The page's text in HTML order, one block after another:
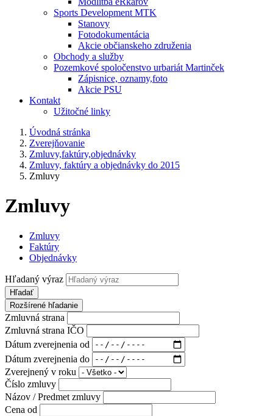
Sports Development MTK
Stanovy
Fotodokumentácia
Akcie občianskeho združenia
Obchody a služby
Pozemkové spoločenstvo urbariát Martinček
Zápisnice, oznamy,foto
Akcie PSU
Kontakt
Užitočné linky
Úvodná stránka
Zverejňovanie
Zmluvy,faktúry,objednávky
Zmluvy, faktúry a objednávky do 2015
Zmluvy
Zmluvy
Zmluvy
Faktúry
Objednávky
Hľadaný výraz
Hľadať
Rozšírené hľadanie
Zmluvná strana
Zmluvná strana IČO
Dátum zverejnenia od
Dátum zverejnenia do
Zverejnený v roku
Číslo zmluvy
Názov / Predmet zmluvy
Cena od